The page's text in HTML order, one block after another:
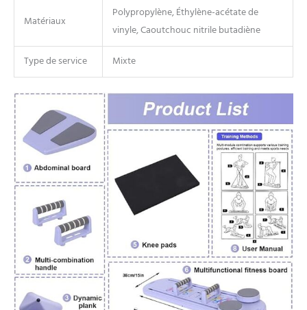
Confiance à chaque
entraînement : sentez-vous
en sécurité et soutenu avec
durabilité. Avec une capacité
de poids allant jusqu'à 150
kg, cette machine de Pilates
pour la maison est conçue
pour vous offrir une
expérience d'entraînement
stable et confortable, quel
que soit votre type de corps
ou votre niveau de forme
physique. Vous pouvez vous
entraîner en toute
confiance, sachant que cet
équipement est aussi fort
que votre engagement
envers votre santé
Matériaux
Polypropylène, Éthylène-acétate de
vinyle, Caoutchouc nitrile butadiène
Type de service
Mixte